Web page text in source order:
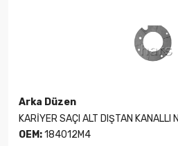
Arka Düzen
KARİYER SAÇI ALT DIŞTAN KANALLI
OEM:184012M4